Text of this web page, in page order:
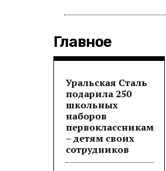
Главное
Уральская Сталь
подарила 250
школьных
наборов
первоклассникам
– детям своих
сотрудников